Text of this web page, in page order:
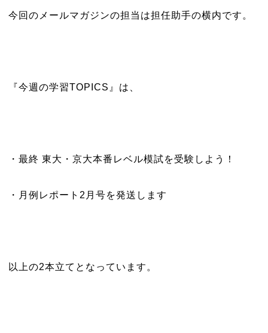
今回のメールマガジンの担当は担任助手の横内です。
『今週の学習TOPICS』は、
・最終 東大・京大本番レベル模試を受験しよう！
・月例レポート2月号を発送します
以上の2本立てとなっています。